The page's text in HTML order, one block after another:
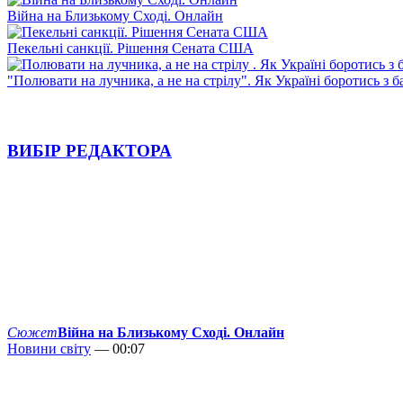
Війна на Близькому Сході. Онлайн
Пекельні санкції. Рішення Сената США
"Полювати на лучника, а не на стрілу". Як Україні боротись з
ВИБІР РЕДАКТОРА
СюжетВійна на Близькому Сході. Онлайн
Новини світу — 00:07